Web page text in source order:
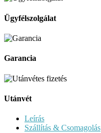
Ügyfélszolgálat
Garancia
Utánvét
Leírás
Szállítás & Csomagolás